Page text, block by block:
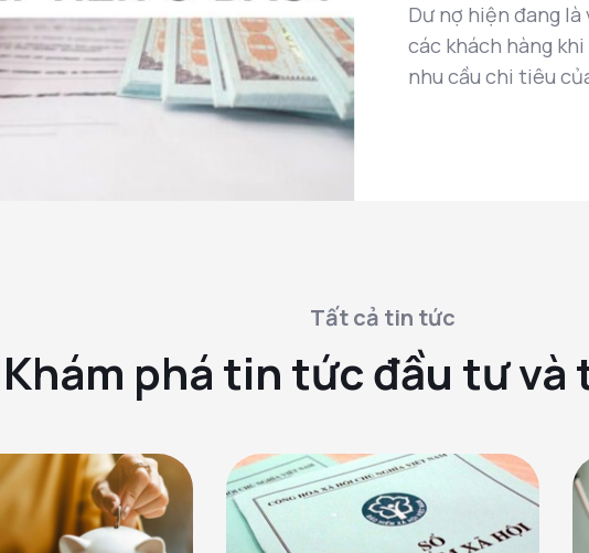
Dư nợ hiện đang
các khách hàng
nhu cầu chi tiêu
Tất cả tin tức
Khám phá tin tức đầu tư và